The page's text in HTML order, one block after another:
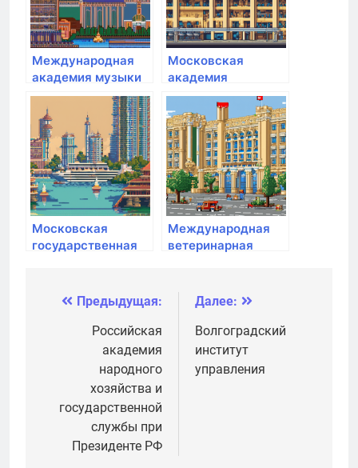
Международная
академия музыки
Елены Образцовой
Московская
академия
предпринимательства
Московская
государственная
Международная
ветеринарная
Навигация
записям
Предыдущая:
Российская
академия
народного
хозяйства и
государственной
службы при
Президенте РФ
Далее:
Волгоградский
институт
управления